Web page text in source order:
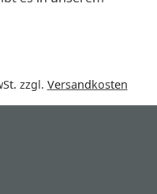
zzgl. Versandkosten